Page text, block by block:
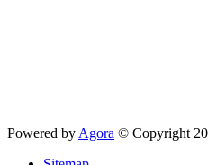
Powered by Agora © Copyright